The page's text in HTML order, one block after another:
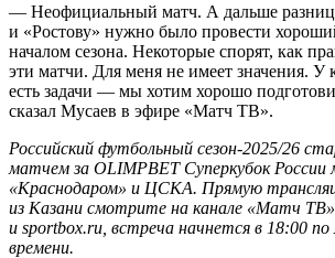
— Неофициальный матч. А дальше
и «Ростову» нужно было провести
началом сезона. Некоторые спорят, как
эти матчи. Для меня не имеет значения. У
есть задачи — мы хотим хорошо
сказал Мусаев в эфире «Матч ТВ».
Российский футбольный сезон‑2025/26
матчем за OLIMPBET Суперкубок
«Краснодаром» и ЦСКА. Прямую
из Казани смотрите на канале «Матч
и sportbox.ru, встреча начнется в 18:00 по
времени.